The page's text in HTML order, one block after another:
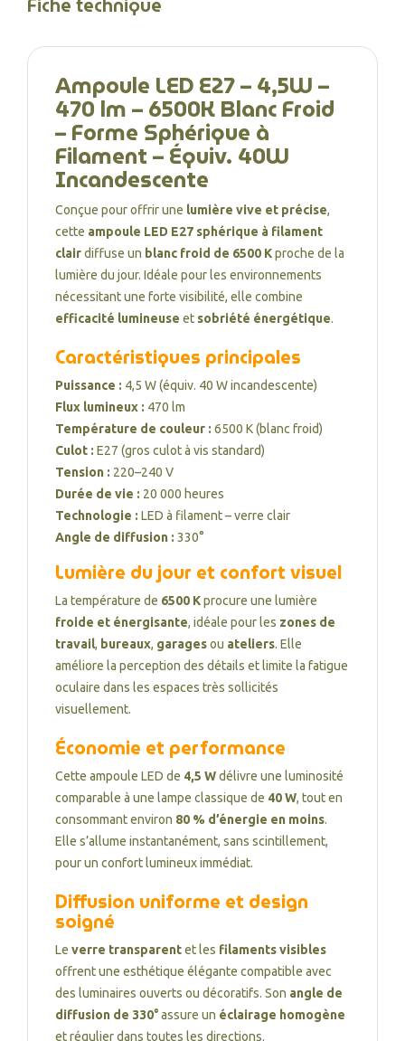
Ampoule LED E27 – 4,5W –
470 lm – 6500K Blanc Froid
– Forme Sphérique à
Filament – Équiv. 40W
Incandescente
Conçue pour offrir une lumière vive et précise,
cette ampoule LED E27 sphérique à filament
clairdiffuse un blanc froid de 6500 Kproche de la
lumière du jour. Idéale pour les environnements
nécessitant une forte visibilité, elle combine
efficacité lumineuse et sobriété énergétique.
Caractéristiques principales
Puissance : 4,5 W (équiv. 40 W incandescente)
Flux lumineux : 470 lm
Température de couleur : 6500 K (blanc froid)
Culot : E27 (gros culot à vis standard)
Tension : 220–240 V
Durée de vie : 20 000 heures
Technologie : LED à filament – verre clair
Angle de diffusion : 330°
Lumière du jour et confort visuel
La température de 6500 Kprocure une lumière
froide et énergisante, idéale pour les zones de
travail, bureaux, garagesou ateliers. Elle
améliore la perception des détails et limite la fatigue
oculaire dans les espaces très sollicités
visuellement.
Économie et performance
Cette ampoule LED de 4,5 Wdélivre une luminosité
comparable à une lampe classique de 40 W, tout en
consommant environ 80 % d’énergie en moins.
Elle s’allume instantanément, sans scintillement,
pour un confort lumineux immédiat.
Diffusion uniforme et design
soigné
Le verre transparentet les filaments visibles
offrent une esthétique élégante compatible avec
des luminaires ouverts ou décoratifs. Son angle de
diffusion de 330°assure un éclairage homogène
et régulier dans toutes les directions.